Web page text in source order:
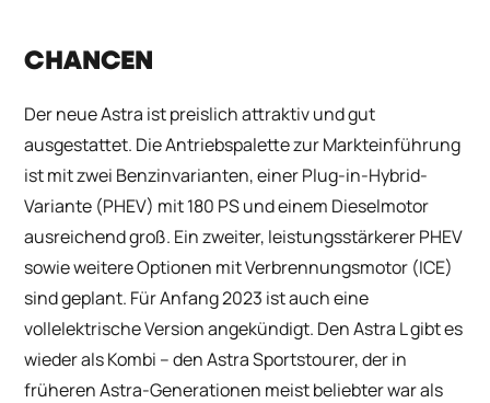
CHANCEN
Der neue Astra ist preislich attraktiv und gut
ausgestattet. Die Antriebspalette zur Markteinführung
ist mit zwei Benzinvarianten, einer Plug-in-Hybrid-
Variante (PHEV) mit 180 PS und einem Dieselmotor
ausreichend groß. Ein zweiter, leistungsstärkerer PHEV
sowie weitere Optionen mit Verbrennungsmotor (ICE)
sind geplant. Für Anfang 2023 ist auch eine
vollelektrische Version angekündigt. Den Astra L gibt es
wieder als Kombi – den Astra Sportstourer, der in
früheren Astra-Generationen meist beliebter war als